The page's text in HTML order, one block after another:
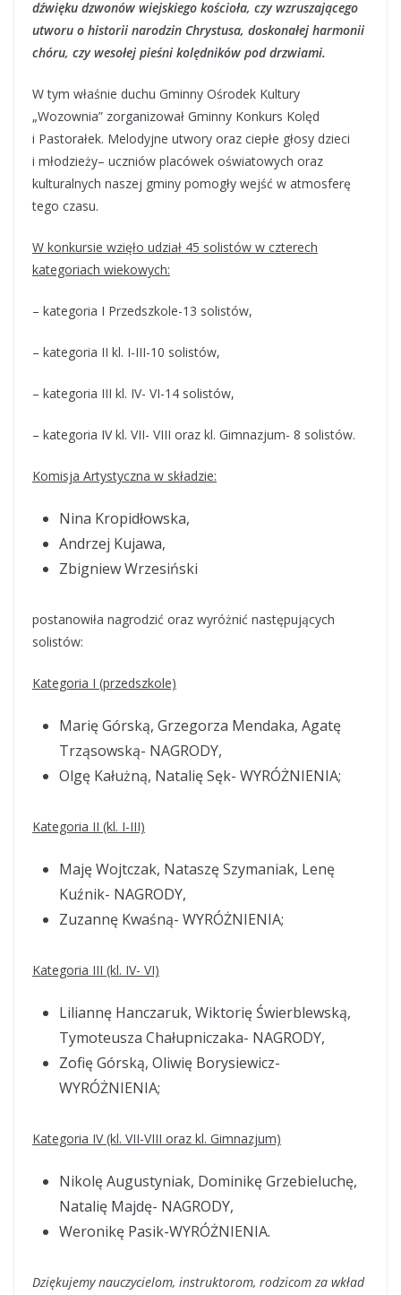
dźwięku dzwonów wiejskiego kościoła, czy wzruszającego
utworu o historii narodzin Chrystusa, doskonałej harmonii
chóru, czy wesołej pieśni kolędników pod drzwiami.
W tym właśnie duchu Gminny Ośrodek Kultury
„Wozownia” zorganizował Gminny Konkurs Kolęd
i Pastorałek. Melodyjne utwory oraz ciepłe głosy dzieci
i młodzieży– uczniów placówek oświatowych oraz
kulturalnych naszej gminy pomogły wejść w atmosferę
tego czasu.
W konkursie wzięło udział 45 solistów w czterech
kategoriach wiekowych:
– kategoria I Przedszkole-13 solistów,
– kategoria II kl. I-III-10 solistów,
– kategoria III kl. IV- VI-14 solistów,
– kategoria IV kl. VII- VIII oraz kl. Gimnazjum- 8 solistów.
Komisja Artystyczna w składzie:
Nina Kropidłowska,
Andrzej Kujawa,
Zbigniew Wrzesiński
postanowiła nagrodzić oraz wyróżnić następujących
solistów:
Kategoria I (przedszkole)
Marię Górską, Grzegorza Mendaka, Agatę
Trząsowską- NAGRODY,
Olgę Kałużną, Natalię Sęk- WYRÓŻNIENIA;
Kategoria II (kl. I-III)
Maję Wojtczak, Nataszę Szymaniak, Lenę
Kuźnik- NAGRODY,
Zuzannę Kwaśną- WYRÓŻNIENIA;
Kategoria III (kl. IV- VI)
Liliannę Hanczaruk, Wiktorię Świerblewską,
Tymoteusza Chałupniczaka- NAGRODY,
Zofię Górską, Oliwię Borysiewicz-
WYRÓŻNIENIA;
Kategoria IV (kl. VII-VIII oraz kl. Gimnazjum)
Nikolę Augustyniak, Dominikę Grzebieluchę,
Natalię Majdę- NAGRODY,
Weronikę Pasik-WYRÓŻNIENIA.
Dziękujemy nauczycielom, instruktorom, rodzicom za wkład